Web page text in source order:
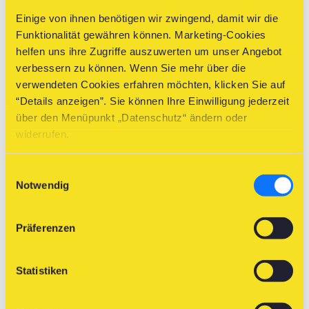
Einige von ihnen benötigen wir zwingend, damit wir die
Funktionalität gewähren können. Marketing-Cookies
helfen uns ihre Zugriffe auszuwerten um unser Angebot
verbessern zu können. Wenn Sie mehr über die
verwendeten Cookies erfahren möchten, klicken Sie auf
“Details anzeigen”. Sie können Ihre Einwilligung jederzeit
über den Menüpunkt „Datenschutz“ ändern oder
widerrufen.
Notwendig
Präferenzen
Statistiken
Fischereigesetzes 2001
sind Besitzer von Fischereidokumenten (ausgenommen
Fischergastkarten) – bevor sie fischen – verpflichtet, an den
NÖ Landesfischereiverband die Fischerkartenabgabe und
den Verbandsbeitrag für das laufende Kalenderjahr zu
bezahlen.
Abs. 3
abzuführen.
Abs. 4
eingehobenen Fischerkartenabgabe an die 5